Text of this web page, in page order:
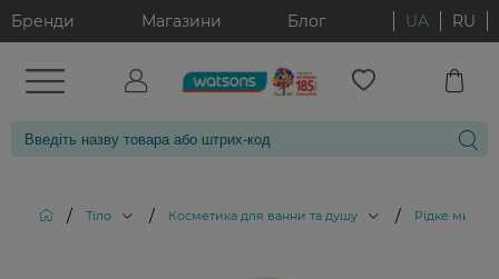
Бренди Магазини Блог UA RU
/ Тіло / Косметика для ванни та душу / Рідке мило